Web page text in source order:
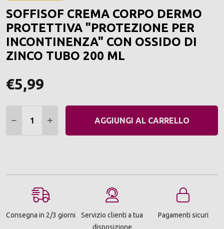
SOFFISOF CREMA CORPO DERMO
PROTETTIVA "PROTEZIONE PER
INCONTINENZA" CON OSSIDO DI
ZINCO TUBO 200 ML
€5,99
DIMINUIRE QUANTITÀ:
AUMENTARE QUANTITÀ:
AGGIUNGI AL CARRELLO
Consegna in 2/3 giorni
Servizio clienti a tua
disposizione
Pagamenti sicuri